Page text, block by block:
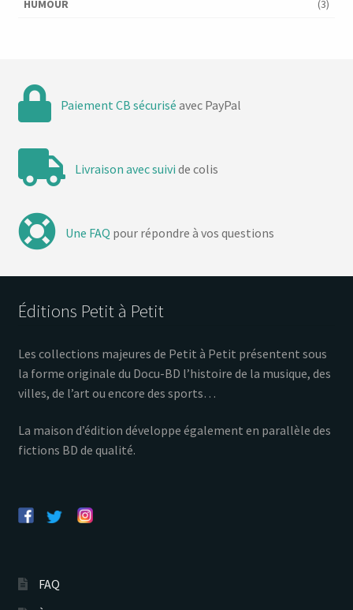
HUMOUR
(3)
Paiement CB sécurisé avec PayPal
Livraison avec suivi de colis
Une FAQ pour répondre à vos questions
Éditions Petit à Petit
Les collections majeures de Petit à Petit présentent sous
la forme originale du Docu-BD l’histoire de la musique, des
villes, de l’art ou encore des sports…
La maison d’édition développe également en parallèle des
fictions BD de qualité.
FAQ